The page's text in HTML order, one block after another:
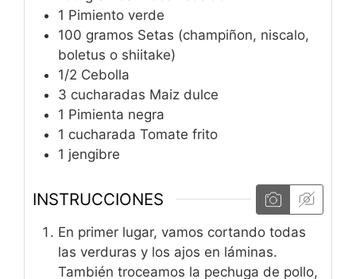
1 Pimiento verde
100 gramos Setas (champiñon, niscalo,
boletus o shiitake)
1/2 Cebolla
3 cucharadas Maiz dulce
1 Pimienta negra
1 cucharada Tomate frito
1 jengibre
INSTRUCCIONES
En primer lugar, vamos cortando todas
las verduras y los ajos en láminas.
También troceamos la pechuga de pollo,